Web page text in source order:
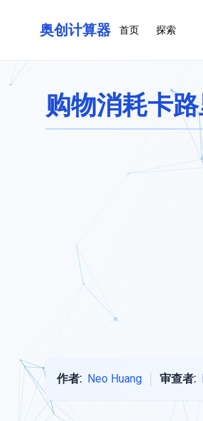
奥创计算器 首页 探索
购物消耗卡
作者: Neo Huang 审查者: